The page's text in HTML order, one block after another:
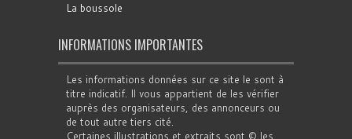
La boussole
INFORMATIONS IMPORTANTES
Les informations données sur ce site le sont à
titre indicatif. Il vous appartient de les vérifier
auprès des organisateurs, des annonceurs ou
de tout autre tiers cité.
Certaines illustrations et extraits sont © les